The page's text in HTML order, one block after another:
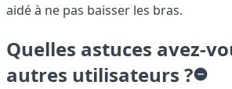
aidé à ne pas baisser les bras.
Quelles astuces avez-
autres utilisateurs ?